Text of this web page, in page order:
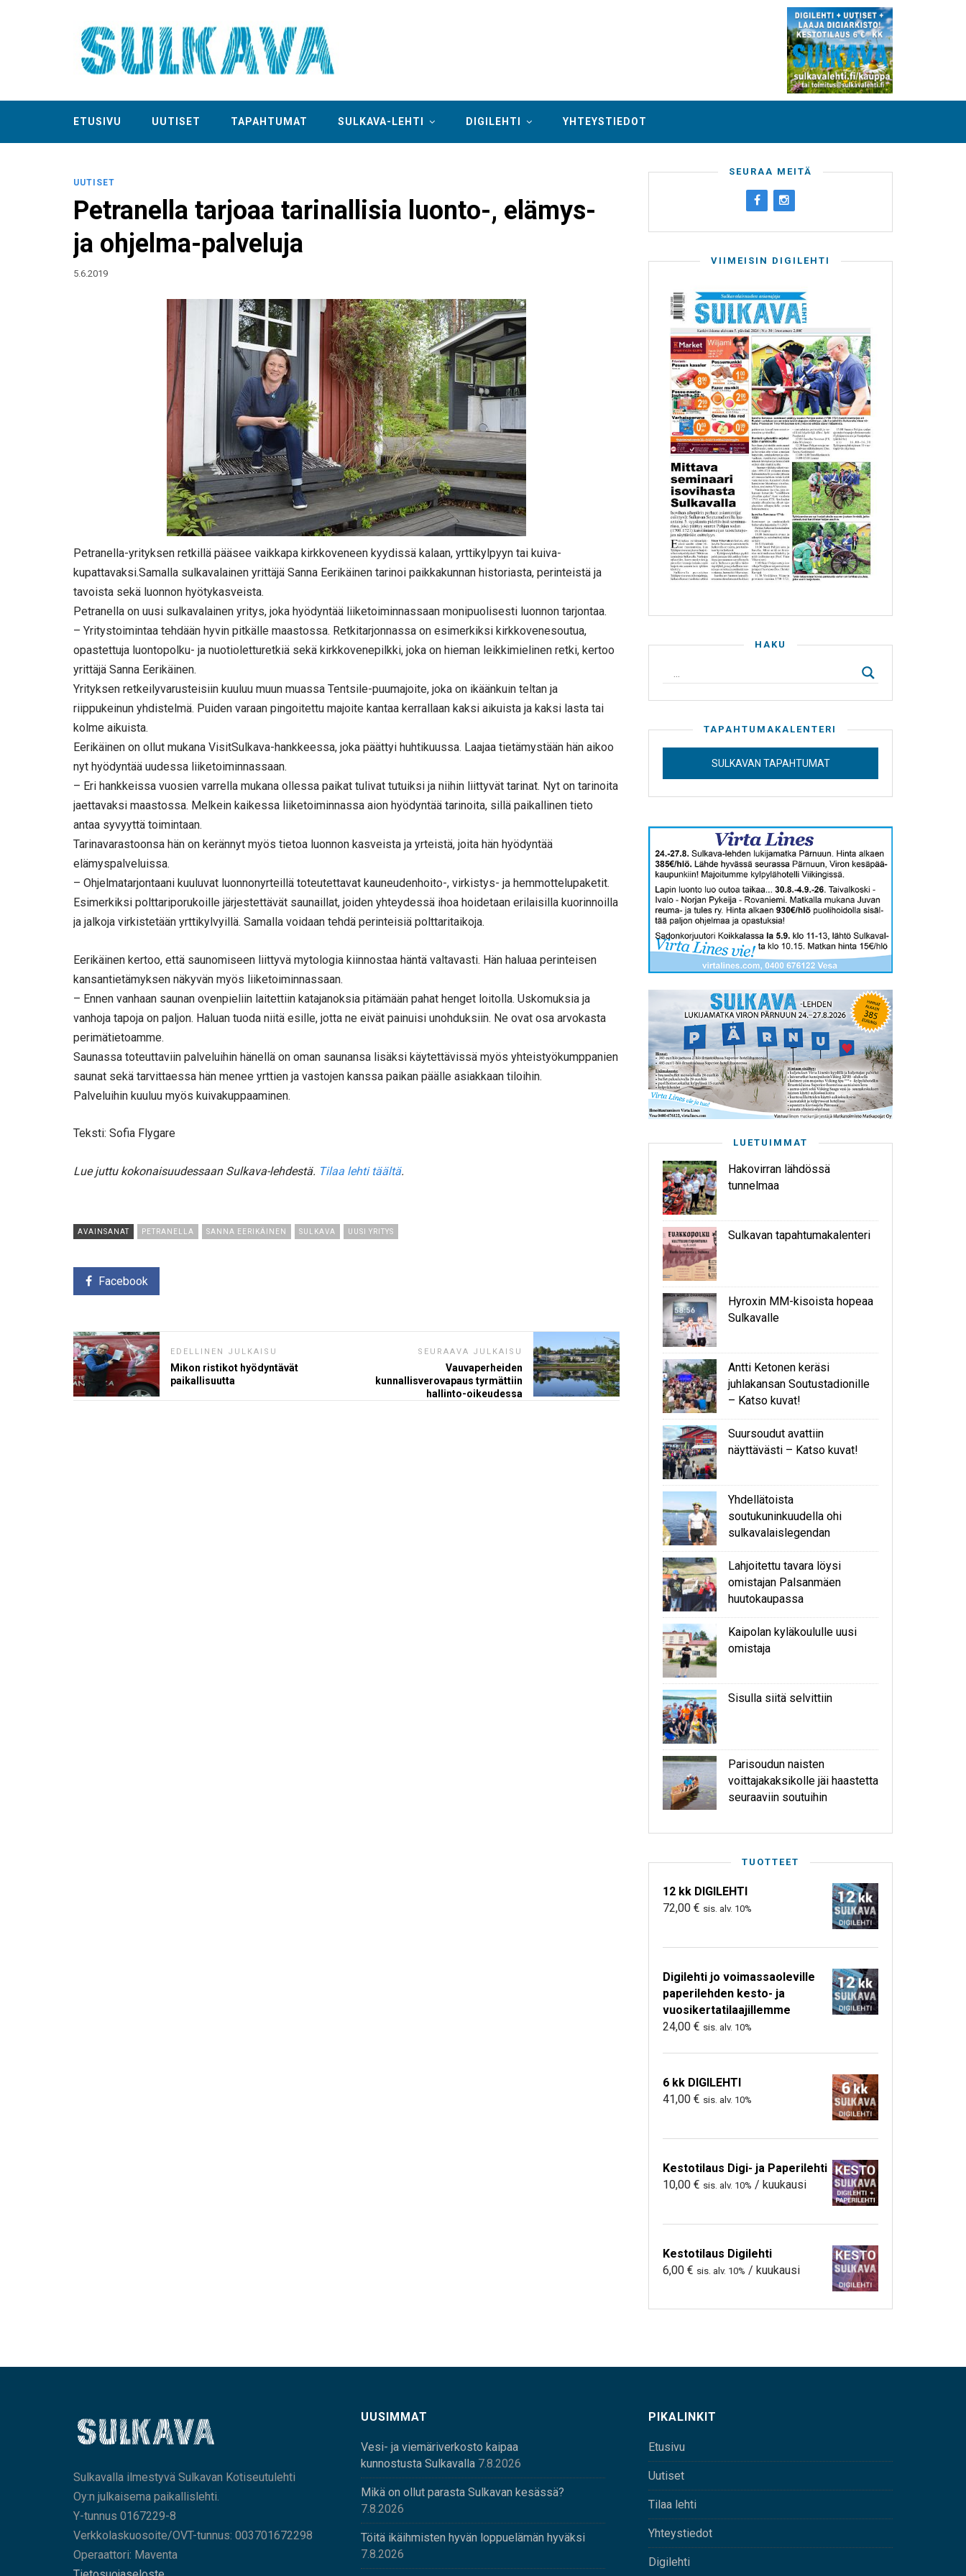
ETUSIVU UUTISET TAPAHTUMAT SULKAVA-LEHTI DIGILEHTI YHTEYSTIEDOT
UUTISET
Petranella tarjoaa tarinallisia luonto-, elämys-
ja ohjelma-palveluja
5.6.2019
Petranella-yrityksen retkillä pääsee vaikkapa kirkkoveneen kyydissä kalaan, yrttikylpyyn tai kuiva-
kupattavaksi.Samalla sulkavalainen yrittäjä Sanna Eerikäinen tarinoi paikkakunnan historiasta, perinteistä ja
tavoista sekä luonnon hyötykasveista.
Petranella on uusi sulkavalainen yritys, joka hyödyntää liiketoiminnassaan monipuolisesti luonnon tarjontaa.
– Yritystoimintaa tehdään hyvin pitkälle maastossa. Retkitarjonnassa on esimerkiksi kirkkovenesoutua,
opastettuja luontopolku- ja nuotioletturetkiä sekä kirkkovenepilkki, joka on hieman leikkimielinen retki, kertoo
yrittäjä Sanna Eerikäinen.
Yrityksen retkeilyvarusteisiin kuuluu muun muassa Tentsile-puumajoite, joka on ikäänkuin teltan ja
riippukeinun yhdistelmä. Puiden varaan pingoitettu majoite kantaa kerrallaan kaksi aikuista ja kaksi lasta tai
kolme aikuista.
Eerikäinen on ollut mukana VisitSulkava-hankkeessa, joka päättyi huhtikuussa. Laajaa tietämystään hän aikoo
nyt hyödyntää uudessa liiketoiminnassaan.
– Eri hankkeissa vuosien varrella mukana ollessa paikat tulivat tutuiksi ja niihin liittyvät tarinat. Nyt on tarinoita
jaettavaksi maastossa. Melkein kaikessa liiketoiminnassa aion hyödyntää tarinoita, sillä paikallinen tieto
antaa syvyyttä toimintaan.
Tarinavarastoonsa hän on kerännyt myös tietoa luonnon kasveista ja yrteistä, joita hän hyödyntää
elämyspalveluissa.
– Ohjelmatarjontaani kuuluvat luonnonyrteillä toteutettavat kauneudenhoito-, virkistys- ja hemmottelupaketit.
Esimerkiksi polttariporukoille järjestettävät saunaillat, joiden yhteydessä ihoa hoidetaan erilaisilla kuorinnoilla
ja jalkoja virkistetään yrttikylvyillä. Samalla voidaan tehdä perinteisiä polttaritaikoja.
Eerikäinen kertoo, että saunomiseen liittyvä mytologia kiinnostaa häntä valtavasti. Hän haluaa perinteisen
kansantietämyksen näkyvän myös liiketoiminnassaan.
– Ennen vanhaan saunan ovenpieliin laitettiin katajanoksia pitämään pahat henget loitolla. Uskomuksia ja
vanhoja tapoja on paljon. Haluan tuoda niitä esille, jotta ne eivät painuisi unohduksiin. Ne ovat osa arvokasta
perimätietoamme.
Saunassa toteuttaviin palveluihin hänellä on oman saunansa lisäksi käytettävissä myös yhteistyökumppanien
saunat sekä tarvittaessa hän menee yrttien ja vastojen kanssa paikan päälle asiakkaan tiloihin.
Palveluihin kuuluu myös kuivakuppaaminen.
Teksti: Sofia Flygare
Lue juttu kokonaisuudessaan Sulkava-lehdestä. Tilaa lehti täältä.
AVAINSANAT PETRANELLA SANNA EERIKÄINEN SULKAVA UUSI YRITYS
Facebook
EDELLINEN JULKAISU
Mikon ristikot hyödyntävät
paikallisuutta
SEURAAVA JULKAISU
Vauvaperheiden
kunnallisverovapaus tyrmättiin
hallinto-oikeudessa
SEURAA MEITÄ
VIIMEISIN DIGILEHTI
HAKU
TAPAHTUMAKALENTERI
SULKAVAN TAPAHTUMAT
LUETUIMMAT
Hakovirran lähdössä
tunnelmaa
Sulkavan tapahtumakalenteri
Hyroxin MM-kisoista hopeaa
Sulkavalle
Antti Ketonen keräsi
juhlakansan Soutustadionille
– Katso kuvat!
Suursoudut avattiin
näyttävästi – Katso kuvat!
Yhdellätoista
soutukuninkuudella ohi
sulkavalaislegendan
Lahjoitettu tavara löysi
omistajan Palsanmäen
huutokaupassa
Kaipolan kyläkoululle uusi
omistaja
Sisulla siitä selvittiin
Parisoudun naisten
voittajakaksikolle jäi haastetta
seuraaviin soutuihin
TUOTTEET
12 kk DIGILEHTI
72,00 € sis. alv. 10%
Digilehti jo voimassaoleville
paperilehden kesto- ja
vuosikertatilaajillemme
24,00 € sis. alv. 10%
6 kk DIGILEHTI
41,00 € sis. alv. 10%
Kestotilaus Digi- ja Paperilehti
10,00 € sis. alv. 10% / kuukausi
Kestotilaus Digilehti
6,00 € sis. alv. 10% / kuukausi
Sulkavalla ilmestyvä Sulkavan Kotiseutulehti
Oy:n julkaisema paikallislehti.
Y-tunnus 0167229-8
Verkkolaskuosoite/OVT-tunnus: 003701672298
Operaattori: Maventa
UUSIMMAT
Vesi- ja viemäriverkosto kaipaa
kunnostusta Sulkavalla 7.8.2026
Mikä on ollut parasta Sulkavan kesässä?
7.8.2026
Töitä ikäihmisten hyvän loppuelämän hyväksi
7.8.2026
PIKALINKIT
Etusivu
Uutiset
Tilaa lehti
Yhteystiedot
Digilehti